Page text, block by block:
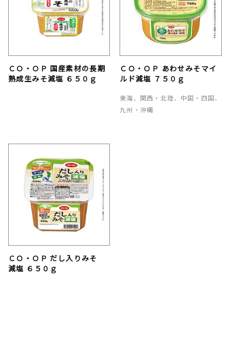
ＣＯ・ＯＰ 国産素材の長期
熟成生みそ減塩 ６５０ｇ
ＣＯ・ＯＰ あわせみそマイ
ルド減塩 ７５０ｇ
東海、関西・北陸、中国・四国、
九州・沖縄
ＣＯ・ＯＰ だし入りみそ
減塩 ６５０ｇ